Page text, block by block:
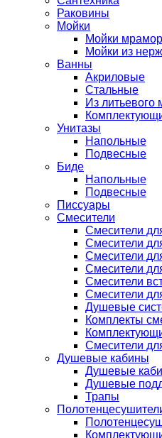
Раковины
Мойки
Мойки
Мойки из
Ванны
Акриловые
Стальные
Из литьевого
Унитазы
Напольные
Подвесные
Биде
Напольные
Подвесные
Писсуары
Смесители
Смесители
Смесители
Смесители
Смесители
Смесители
Смесители
Душевые
Комплекты
Смесители
Душевые кабины
Душевые
Душевые
Трапы